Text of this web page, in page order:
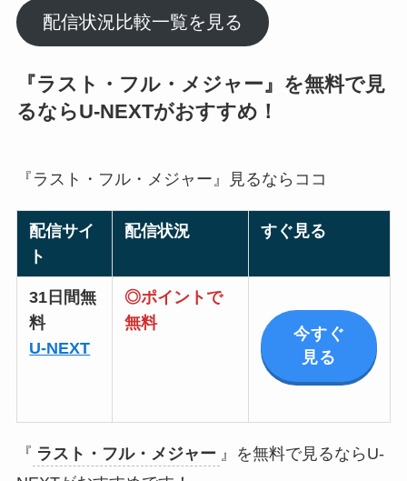
配信状況比較一覧を見る
『ラスト・フル・メジャー』を無料で見
るならU-NEXTがおすすめ！
『ラスト・フル・メジャー』見るならココ
配信サイ
ト
配信状況 すぐ見る
31日間無
料
U-NEXT
◎ポイントで
無料
今すぐ
見る
『 ラスト・フル・メジャー 』を無料で見るならU-